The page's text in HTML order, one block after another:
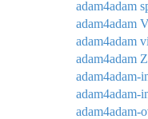
adam4adam
adam4adam
adam4adam
adam4adam
adam4adam-
adam4adam-
adam4adam-